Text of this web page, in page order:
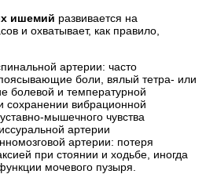
ишемий развивается на
и охватывает, как правило,
артерии: часто
боли, вялый тетра- или
болевой и температурной
сохранении вибрационной
мышечного чувства
артерии
артерии: потеря
при стоянии и ходьбе, иногда
мочевого пузыря.